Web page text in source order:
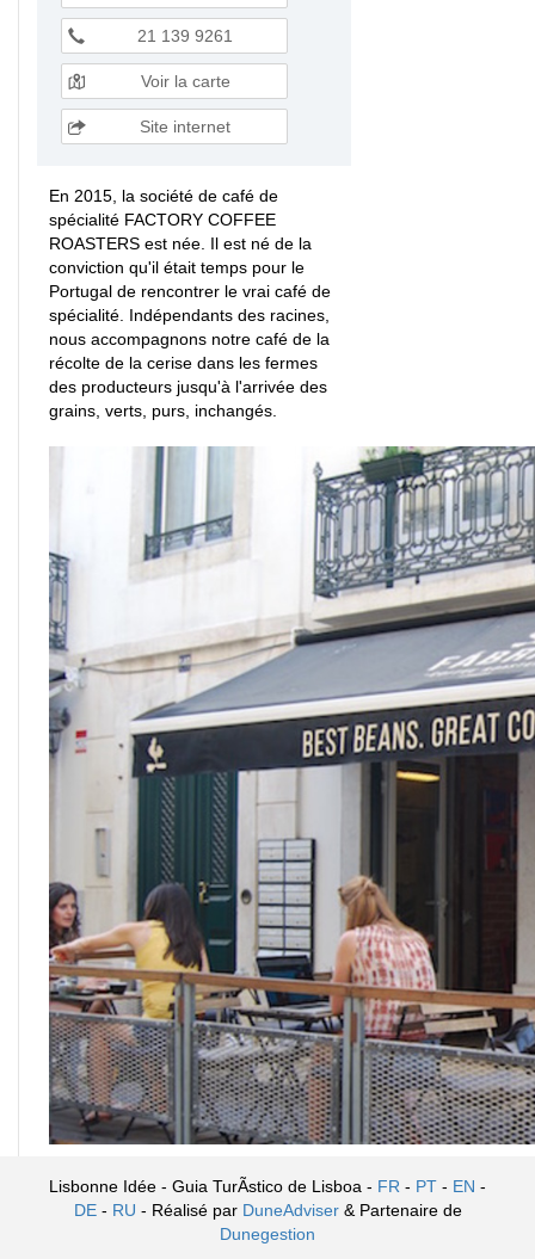
21 139 9261
Voir la carte
Site internet
En 2015, la société de café de
spécialité FACTORY COFFEE
ROASTERS est née. Il est né de la
conviction qu'il était temps pour le
Portugal de rencontrer le vrai café de
spécialité. Indépendants des racines,
nous accompagnons notre café de la
récolte de la cerise dans les fermes
des producteurs jusqu'à l'arrivée des
grains, verts, purs, inchangés.
Lisbonne Idée - Guia TurÃ­stico de Lisboa - FR - PT - EN -
DE- RU - Réalisé par DuneAdviser & Partenaire de
Dunegestion